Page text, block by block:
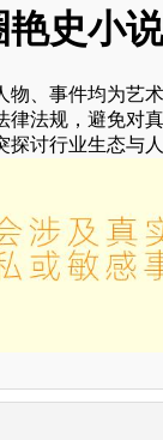
艳史小说
物、事件均为艺
律法规，避免对
讨行业生态与人